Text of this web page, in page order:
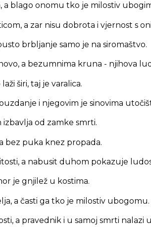
a blago onomu tko je milostiv
a zar nisu dobrota i vjernost s
brbljanje samo je na siromaštvo.
a bezumnima kruna - njihova
širi, taj je varalica.
i njegovim je sinovima
izbavlja od zamke smrti.
bez puka knez propada.
a nabusit duhom pokazuje
je gnjilež u kostima.
a časti ga tko je milostiv ubogomu.
a pravednik i u samoj smrti nalazi